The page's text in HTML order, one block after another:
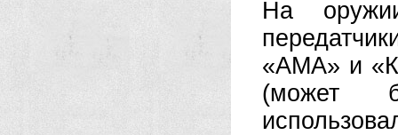
На
«АМА» и
(может